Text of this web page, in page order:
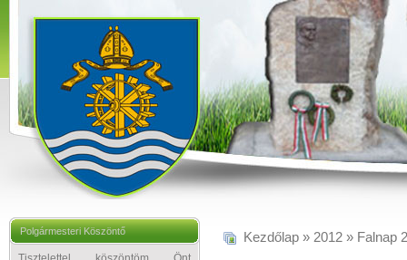
Polgármesteri Köszöntő Kezdőlap » 2012 » Falnap